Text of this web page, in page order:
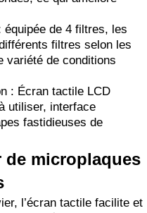
de 4 filtres, les
filtres selon les
variété de conditions
: Écran tactile LCD
utiliser, interface
fastidieuses de
de microplaques
l’écran tactile facilite et